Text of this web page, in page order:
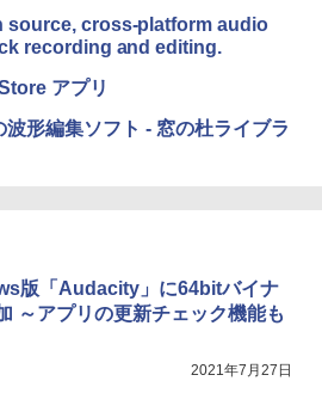
Kindle Colorsoft | 16GBストレ
色調調節ライト、最大8週間持続バッ
リー、広告無し、ブラック (2025年発
ジ、ノート機能搭載、明るさ自動調
色調調節ライト、プレミアムペン付
グラファイト
source, cross-platform audio
recording and editing.
アプリ
形編集ソフト - 窓の杜ライブラ
版「Audacity」に64bitバイナ
～アプリの更新チェック機能も
2021年7月27日